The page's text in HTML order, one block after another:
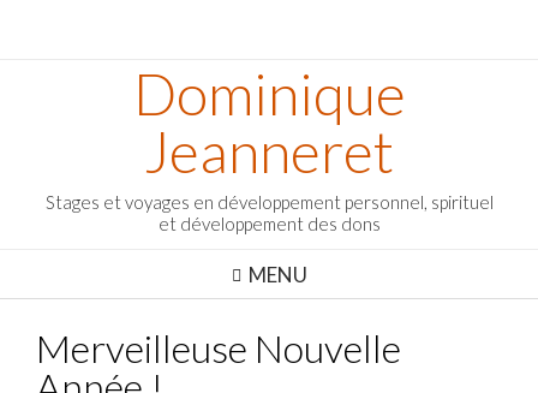
Dominique
Jeanneret
Stages et voyages en développement personnel, spirituel
et développement des dons
MENU
Merveilleuse Nouvelle